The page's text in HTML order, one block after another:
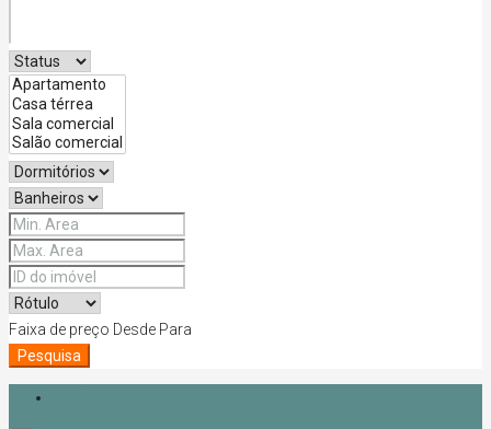
Faixa de preço Desde Para
Pesquisa